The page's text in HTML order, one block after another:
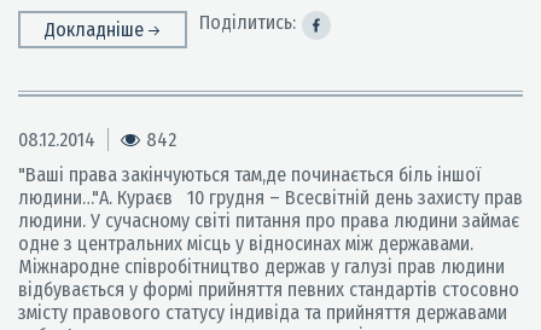
Докладніше
Поділитись:
08.12.2014
842
"Ваші права закінчуються там,де починається біль іншої
людини…"А. Кураєв 10 грудня – Всесвітній день захисту прав
людини. У сучасному світі питання про права людини займає
одне з центральних місць у відносинах між державами.
Міжнародне співробітництво держав у галузі прав людини
відбувається у формі прийняття певних стандартів стосовно
змісту правового статусу індивіда та прийняття державами